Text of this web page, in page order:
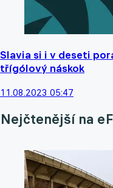
Slavia si i v deseti
třígólový náskok
11.08.2023 05:47
Nejčtenější na